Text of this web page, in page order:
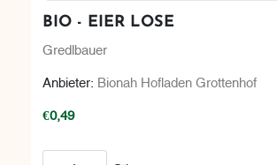
BIO - EIER LOSE
Gredlbauer
Anbieter: Bionah Hofladen Grottenhof
€0,49